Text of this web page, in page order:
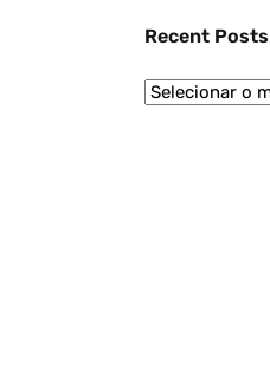
Recent Posts